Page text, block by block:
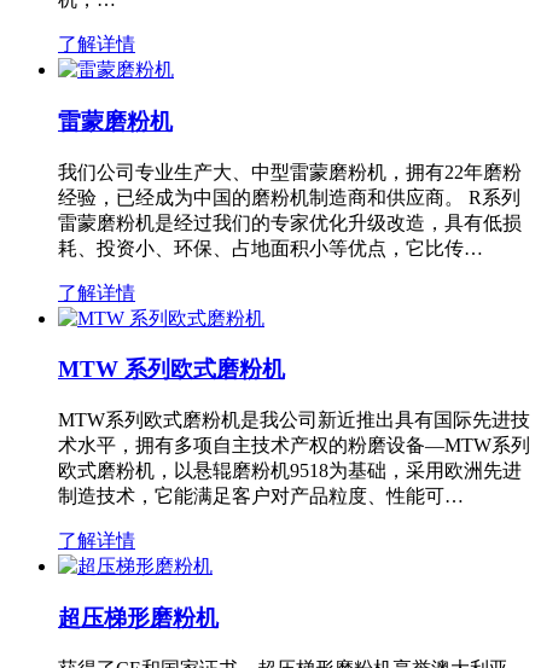
了解详情
雷蒙磨粉机
我们公司专业生产大、中型雷蒙磨粉机，拥有22年磨粉
经验，已经成为中国的磨粉机制造商和供应商。 R系列
雷蒙磨粉机是经过我们的专家优化升级改造，具有低损
耗、投资小、环保、占地面积小等优点，它比传…
了解详情
MTW 系列欧式磨粉机
MTW系列欧式磨粉机是我公司新近推出具有国际先进技
术水平，拥有多项自主技术产权的粉磨设备—MTW系列
欧式磨粉机，以悬辊磨粉机9518为基础，采用欧洲先进
制造技术，它能满足客户对产品粒度、性能可…
了解详情
超压梯形磨粉机